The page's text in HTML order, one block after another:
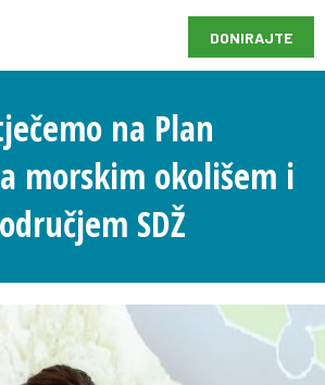
DONIRAJTE
na Plan
morskim okolišem i
SDŽ